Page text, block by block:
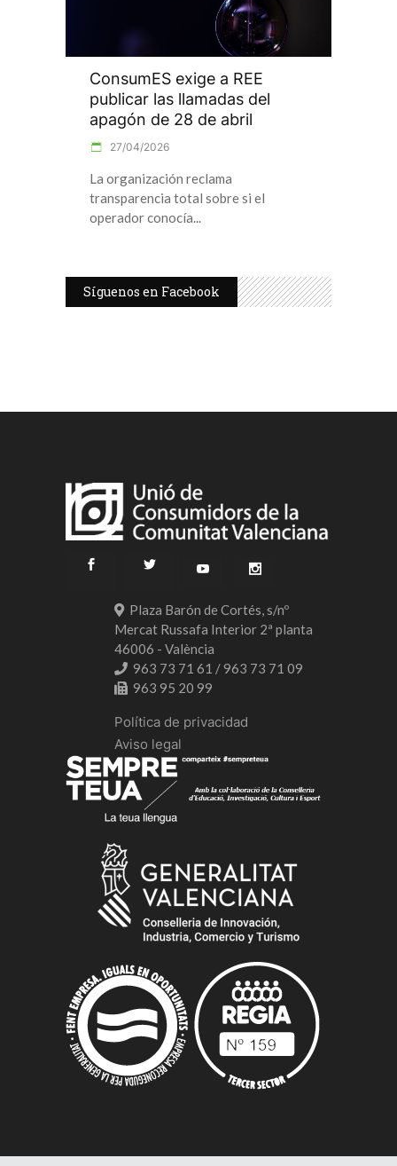
ConsumES exige a REE
publicar las llamadas del
apagón de 28 de abril
27/04/2026
La organización reclama
transparencia total sobre si el
operador conocía
Síguenos en Facebook
Plaza Barón de Cortés, s/nº
Mercat Russafa Interior 2ª planta
46006 - València
963 73 71 61 / 963 73 71 09
963 95 20 99
Política de privacidad
Aviso legal